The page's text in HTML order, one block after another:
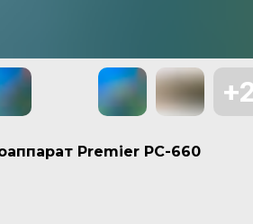
Premier PC-660